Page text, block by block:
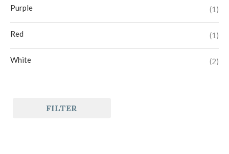
Purple (1)
Red (1)
White (2)
FILTER